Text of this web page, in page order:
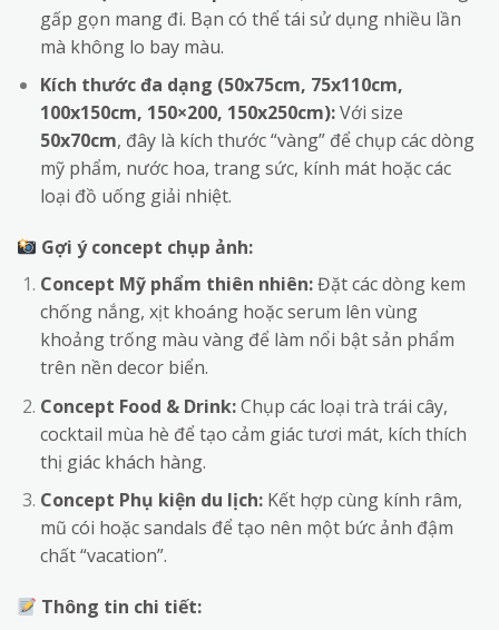
gấp gọn mang đi. Bạn có thể tái sử dụng nhiều lần
mà không lo bay màu.
Kích thước đa dạng (50x75cm, 75x110cm,
100x150cm, 150×200, 150x250cm):Với size
50x70cm, đây là kích thước “vàng” để chụp các dòng
mỹ phẩm, nước hoa, trang sức, kính mát hoặc các
loại đồ uống giải nhiệt.
Gợi ý concept chụp ảnh:
Concept Mỹ phẩm thiên nhiên:Đặt các dòng kem
chống nắng, xịt khoáng hoặc serum lên vùng
khoảng trống màu vàng để làm nổi bật sản phẩm
trên nền decor biển.
Concept Food & Drink:Chụp các loại trà trái cây,
cocktail mùa hè để tạo cảm giác tươi mát, kích thích
thị giác khách hàng.
Concept Phụ kiện du lịch:Kết hợp cùng kính râm,
mũ cói hoặc sandals để tạo nên một bức ảnh đậm
chất “vacation”.
Thông tin chi tiết: